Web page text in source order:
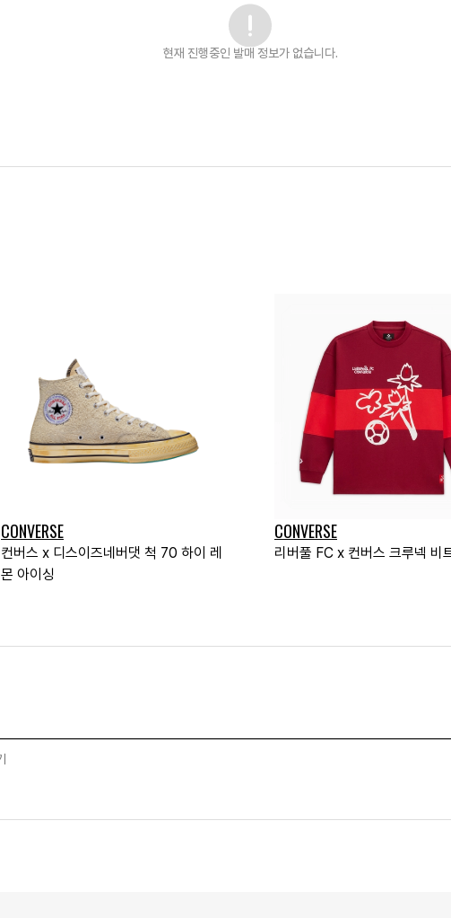
현재 진행중인 발매 정보가 없습니다.
CONVERSE
컨버스 x 디스이즈네버댓 척 70 하이 레
몬 아이싱
CONVERSE
리버풀 FC x 컨버스 크루넥 비